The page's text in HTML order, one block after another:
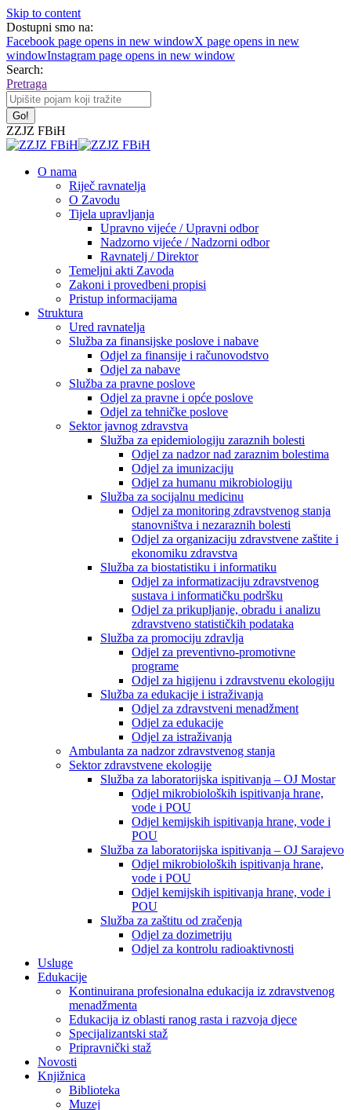
Skip to content
Dostupni smo na:
Facebook page opens in new windowX page opens in new
windowInstagram page opens in new window
Search:
Pretraga
ZZJZ FBiH
O nama
Riječ ravnatelja
O Zavodu
Tijela upravljanja
Upravno vijeće / Upravni odbor
Nadzorno vijeće / Nadzorni odbor
Ravnatelj / Direktor
Temeljni akti Zavoda
Zakoni i provedbeni propisi
Pristup informacijama
Struktura
Ured ravnatelja
Služba za finansijske poslove i nabave
Odjel za finansije i računovodstvo
Odjel za nabave
Služba za pravne poslove
Odjel za pravne i opće poslove
Odjel za tehničke poslove
Sektor javnog zdravstva
Služba za epidemiologiju zaraznih bolesti
Odjel za nadzor nad zaraznim bolestima
Odjel za imunizaciju
Odjel za humanu mikrobiologiju
Služba za socijalnu medicinu
Odjel za monitoring zdravstvenog stanja
stanovništva i nezaraznih bolesti
Odjel za organizaciju zdravstvene zaštite i
ekonomiku zdravstva
Služba za biostatistiku i informatiku
Odjel za informatizaciju zdravstvenog
sustava i informatičku podršku
Odjel za prikupljanje, obradu i analizu
zdravstveno statističkih podataka
Služba za promociju zdravlja
Odjel za preventivno-promotivne
programe
Odjel za higijenu i zdravstvenu ekologiju
Služba za edukacije i istraživanja
Odjel za zdravstveni menadžment
Odjel za edukacije
Odjel za istraživanja
Ambulanta za nadzor zdravstvenog stanja
Sektor zdravstvene ekologije
Služba za laboratorijska ispitivanja – OJ Mostar
Odjel mikrobioloških ispitivanja hrane,
vode i POU
Odjel kemijskih ispitivanja hrane, vode i
POU
Služba za laboratorijska ispitivanja – OJ Sarajevo
Odjel mikrobioloških ispitivanja hrane,
vode i POU
Odjel kemijskih ispitivanja hrane, vode i
POU
Služba za zaštitu od zračenja
Odjel za dozimetriju
Odjel za kontrolu radioaktivnosti
Usluge
Edukacije
Kontinuirana profesionalna edukacija iz zdravstvenog
menadžmenta
Edukacija iz oblasti ranog rasta i razvoja djece
Specijalizantski staž
Pripravnički staž
Novosti
Knjižnica
Biblioteka
Muzej